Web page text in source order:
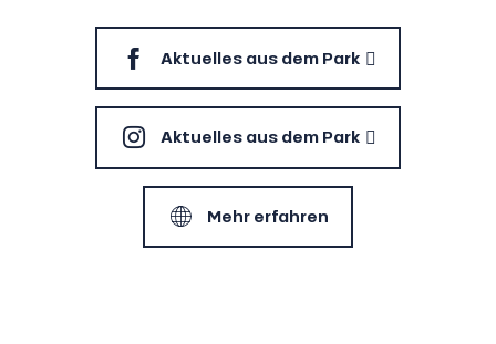
Aktuelles aus dem Park
Aktuelles aus dem Park
Mehr erfahren